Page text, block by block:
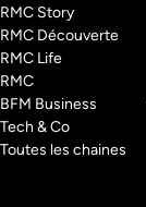
RMC Story
RMC Découverte
RMC Life
RMC
BFM Business
Tech & Co
Toutes les chaines